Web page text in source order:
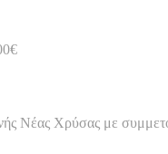
Νέας Χρύσας με